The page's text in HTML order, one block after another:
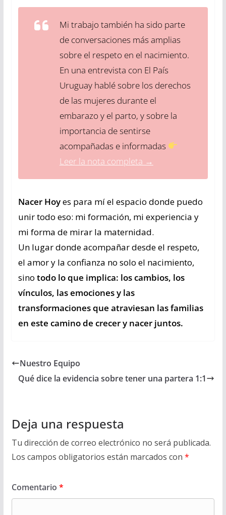
Mi trabajo también ha sido parte
de conversaciones más amplias
sobre el respeto en el nacimiento.
En una entrevista con El País
Uruguayhablé sobre los derechos
de las mujeres durante el
embarazo y el parto, y sobre la
importancia de sentirse
acompañadas e informadas
Leer la nota completa →
Nacer Hoyes para mí el espacio donde puedo
unir todo eso: mi formación, mi experiencia y
mi forma de mirar la maternidad.
Un lugar donde acompañar desde el respeto,
el amor y la confianza no solo el nacimiento,
sino todo lo que implica: los cambios, los
vínculos, las emociones y las
transformaciones que atraviesan las familias
en este camino de crecer y nacer juntos.
Nuestro Equipo
Qué dice la evidencia sobre tener una partera 1:1
Deja una respuesta
Tu dirección de correo electrónico no será publicada.
Los campos obligatorios están marcados con *
Comentario *